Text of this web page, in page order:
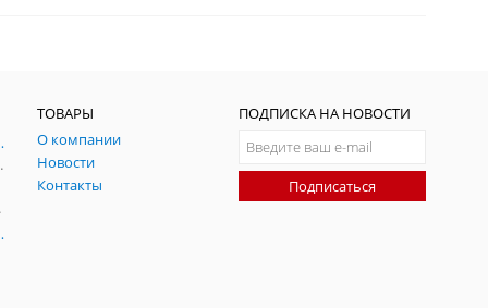
ГНСС
помех
помех
ТОВАРЫ
О компании
Новости
Контакты
ПОДПИСКА НА НОВОСТИ
Подписаться